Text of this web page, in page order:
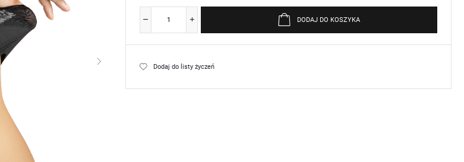
DODAJ DO KOSZYKA
Dodaj do listy życzeń